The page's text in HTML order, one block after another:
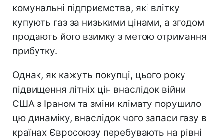
комунальні підприємства, які влітку
купують газ за низькими цінами, а згодом
продають його взимку з метою отримання
прибутку.
Однак, як кажуть покупці, цього року
підвищення літніх цін внаслідок війни
США з Іраном та зміни клімату порушило
цю динаміку, внаслідок чого запаси газу в
країнах Євросоюзу перебувають на рівні